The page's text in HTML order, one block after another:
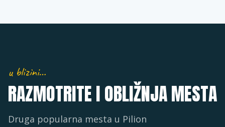
u blizini…
RAZMOTRITE I OBLIŽNJA MESTA
Druga popularna mesta u Pilion